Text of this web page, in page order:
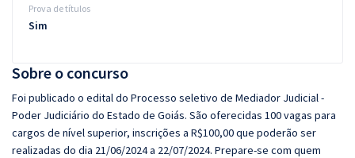
Sobre o concurso
Foi publicado o edital do Processo seletivo de Mediador Judicial -
Poder Judiciário do Estado de Goiás. São oferecidas 100 vagas para
cargos de nível superior, inscrições a R$100,00 que poderão ser
realizadas do dia 21/06/2024 a 22/07/2024. Prepare-se com quem
Prova de títulos
Sim